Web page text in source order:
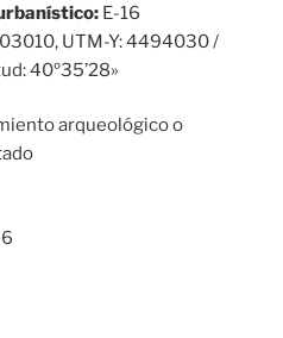
E-16
UTM-Y: 4494030 /
40º35’28»
arqueológico o